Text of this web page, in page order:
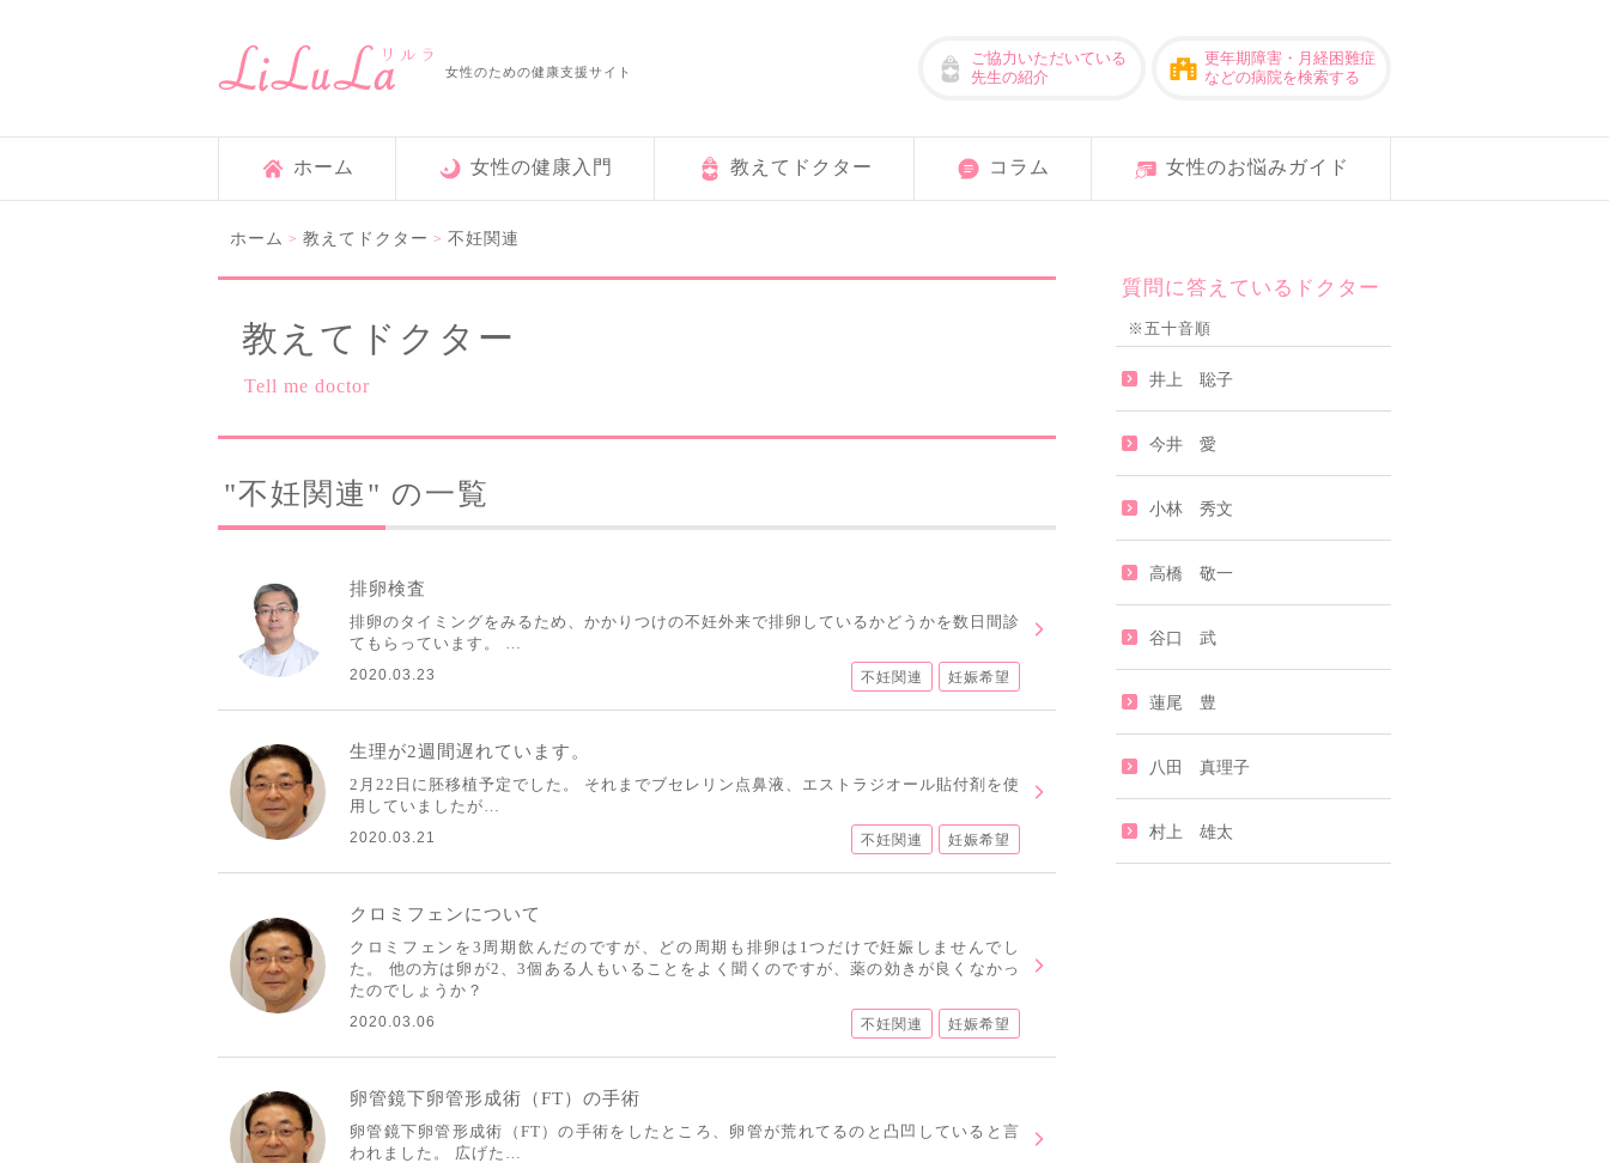
女性のための健康支援サイト
ご協力いただいている
先生の紹介
更年期障害・月経困難症
などの病院を検索する
ホーム 女性の健康入門 教えてドクター コラム 女性のお悩みガイド
ホーム > 教えてドクター > 不妊関連
教えてドクター
Tell me doctor
"不妊関連" の一覧
排卵検査
排卵のタイミングをみるため、かかりつけの不妊外来で排卵しているかどうかを数日間診
てもらっています。 …
2020.03.23 不妊関連 妊娠希望
生理が2週間遅れています。
2月22日に胚移植予定でした。 それまでブセレリン点鼻液、エストラジオール貼付剤を使
用していましたが…
2020.03.21 不妊関連 妊娠希望
クロミフェンについて
クロミフェンを3周期飲んだのですが、どの周期も排卵は1つだけで妊娠しませんでし
た。 他の方は卵が2、3個ある人もいることをよく聞くのですが、薬の効きが良くなかっ
たのでしょうか？
2020.03.06 不妊関連 妊娠希望
卵管鏡下卵管形成術（FT）の手術
卵管鏡下卵管形成術（FT）の手術をしたところ、卵管が荒れてるのと凸凹していると言
われました。 広げた…
質問に答えているドクター
※五十音順
井上 聡子
今井 愛
小林 秀文
高橋 敬一
谷口 武
蓮尾 豊
八田 真理子
村上 雄太